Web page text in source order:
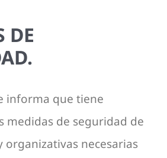
DE
informa que tiene
medidas de seguridad de
organizativas necesarias